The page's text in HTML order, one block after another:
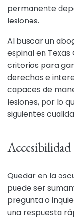
permanente
lesiones.
Al buscar un
espinal en
criterios para
derechos e
capaces de
lesiones, por lo
siguientes
Accesibilidad
Quedar en la
puede ser
pregunta o
una respuesta